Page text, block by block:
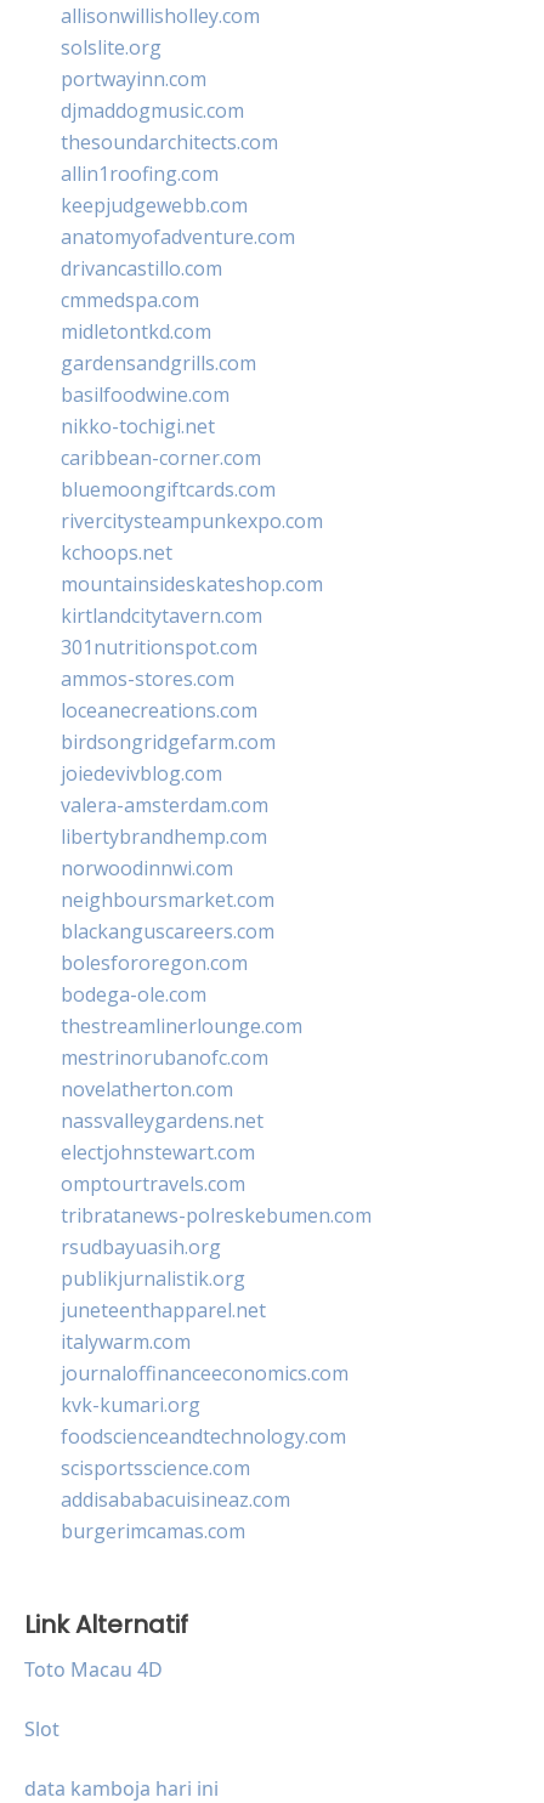
allisonwillisholley.com
solslite.org
portwayinn.com
djmaddogmusic.com
thesoundarchitects.com
allin1roofing.com
keepjudgewebb.com
anatomyofadventure.com
drivancastillo.com
cmmedspa.com
midletontkd.com
gardensandgrills.com
basilfoodwine.com
nikko-tochigi.net
caribbean-corner.com
bluemoongiftcards.com
rivercitysteampunkexpo.com
kchoops.net
mountainsideskateshop.com
kirtlandcitytavern.com
301nutritionspot.com
ammos-stores.com
loceanecreations.com
birdsongridgefarm.com
joiedevivblog.com
valera-amsterdam.com
libertybrandhemp.com
norwoodinnwi.com
neighboursmarket.com
blackanguscareers.com
bolesfororegon.com
bodega-ole.com
thestreamlinerlounge.com
mestrinorubanofc.com
novelatherton.com
nassvalleygardens.net
electjohnstewart.com
omptourtravels.com
tribratanews-polreskebumen.com
rsudbayuasih.org
publikjurnalistik.org
juneteenthapparel.net
italywarm.com
journaloffinanceeconomics.com
kvk-kumari.org
foodscienceandtechnology.com
scisportsscience.com
addisababacuisineaz.com
burgerimcamas.com
Link Alternatif
Toto Macau 4D
Slot
data kamboja hari ini